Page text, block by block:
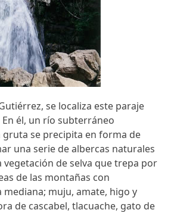
se localiza este paraje
él, un río subterráneo
se precipita en forma de
una serie de albercas naturales
vegetación de selva que trepa por
de las montañas con
mediana; muju, amate, higo y
de cascabel, tlacuache, gato de